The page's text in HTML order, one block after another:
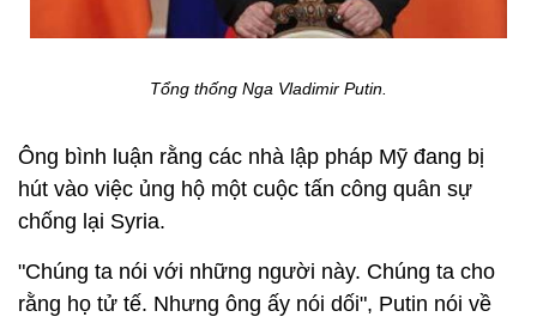
Tổng thống Nga Vladimir Putin.
Ông bình luận rằng các nhà lập pháp Mỹ đang bị
hút vào việc ủng hộ một cuộc tấn công quân sự
chống lại Syria.
"Chúng ta nói với những người này. Chúng ta cho
rằng họ tử tế. Nhưng ông ấy nói dối", Putin nói về